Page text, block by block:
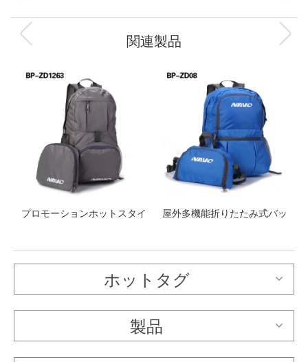
関連製品
プロモーションホットスタイ
屋外多機能折りたたみ式バッ
ホットタグ
製品